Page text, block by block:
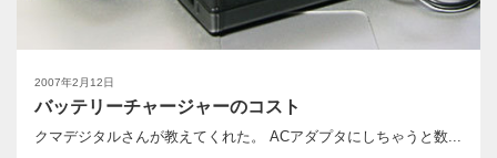
2007年2月12日
バッテリーチャージャーのコスト
クマデジタルさんが教えてくれた。 ACアダプタにしちゃうと数...